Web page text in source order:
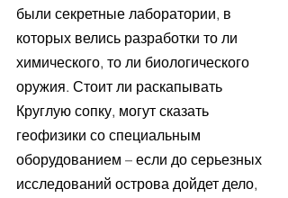
были секретные лаборатории, в
которых велись разработки то ли
химического, то ли биологического
оружия. Стоит ли раскапывать
Круглую сопку, могут сказать
геофизики со специальным
оборудованием – если до серьезных
исследований острова дойдет дело,